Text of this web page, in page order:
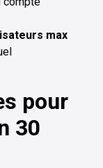
max
pour
30